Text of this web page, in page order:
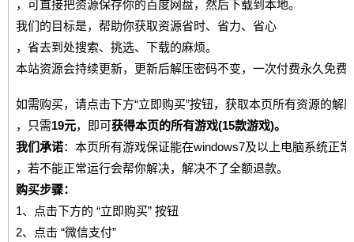
，可直接把资源保存你的百度网盘，然后下载到本地。
我们的目标是，帮助你获取资源省时、省力、省心
，省去到处搜索、挑选、下载的麻烦。
本站资源会持续更新，更新后解压密码不变，一次付费永久免费
如需购买，请点击下方“立即购买”按钮，获取本页所有资源的解
，只需19元，即可获得本页的所有游戏(15款游戏)。
我们承诺：本页所有游戏保证能在windows7及以上电脑系统正
，若不能正常运行会帮你解决，解决不了全额退款。
购买步骤：
1、点击下方的 “立即购买” 按钮
2、点击 “微信支付”